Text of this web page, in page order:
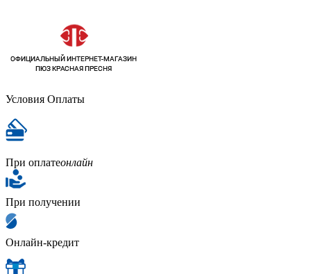
Условия Оплаты
При оплатеонлайн
При получении
Онлайн-кредит